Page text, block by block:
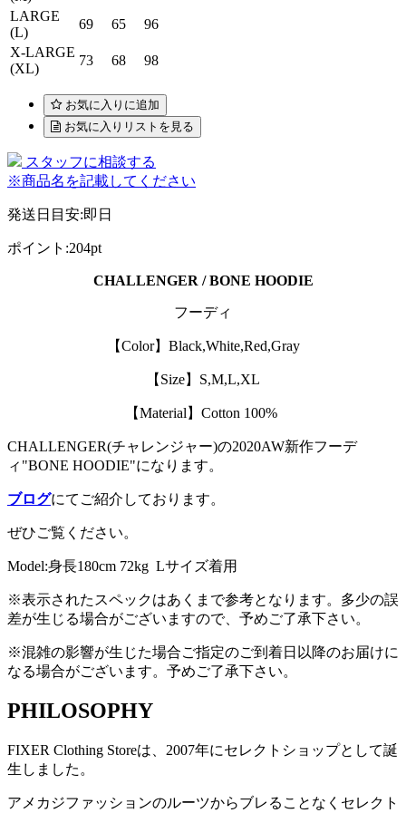
LARGE
(L)
69 65
96
X-LARGE
(XL)
73 68 98
お気に入りに追加
お気に入りリストを見る
スタッフに相談する
※商品名を記載してください
発送日目安:即日
ポイント :204pt
CHALLENGER / BONE HOODIE
フーディ
【Color】Black,White,Red,Gray
【Size】S,M,L,XL
【Material】Cotton 100%
CHALLENGER(チャレンジャー)の2020AW新作フーデ
ィ"BONE HOODIE"になります。
ブログにてご紹介しております。
ぜひご覧ください。
Model:身長180cm 72kg Lサイズ着用
※表示されたスペックはあくまで参考となります。多少の誤
差が生じる場合がございますので、予めご了承下さい。
※混雑の影響が生じた場合ご指定のご到着日以降のお届けに
なる場合がございます。予めご了承下さい。
PHILOSOPHY
FIXER Clothing Storeは、2007年にセレクトショップとして誕
生しました。
アメカジファッションのルーツからブレることなくセレクト